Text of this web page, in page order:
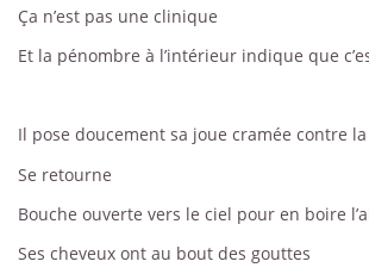
Ça n’est pas une clinique
Et la pénombre à l’intérieur indique que
Il pose doucement sa joue cramée contre
Se retourne
Bouche ouverte vers le ciel pour en boire
Ses cheveux ont au bout des gouttes